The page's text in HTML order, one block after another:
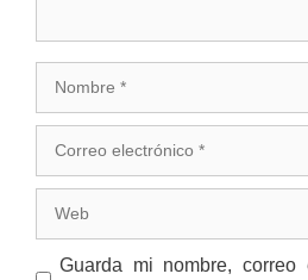
electrónico
Guarda mi nombre,